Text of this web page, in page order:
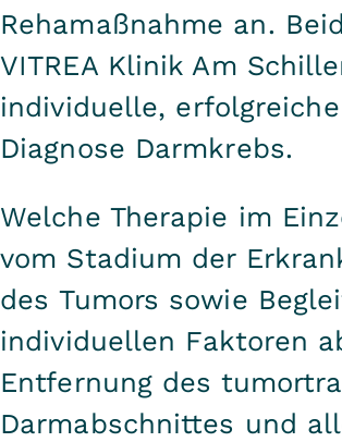
Rehamaßnahme an.
VITREA Klinik Am
individuelle,
Diagnose Darmkrebs.
Welche Therapie im
vom Stadium der
des Tumors sowie
individuellen Faktoren
Entfernung des
Darmabschnittes und